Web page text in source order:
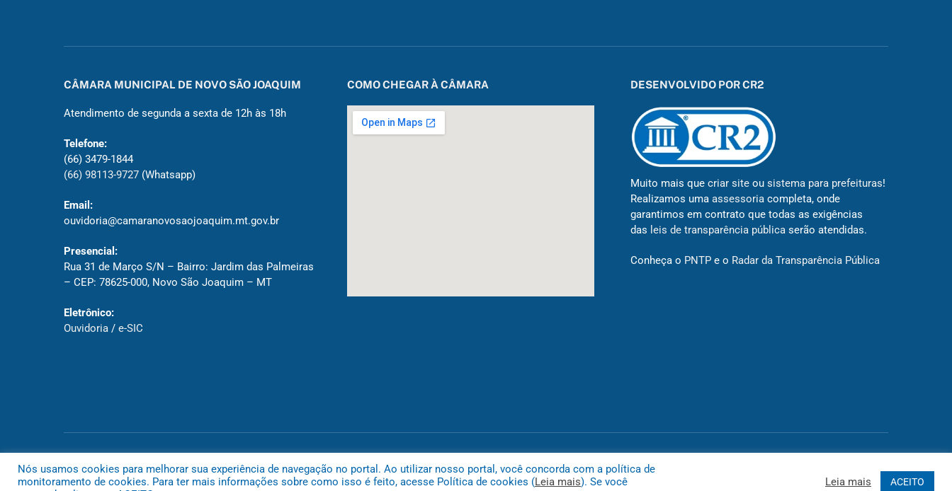
CÂMARA MUNICIPAL DE NOVO SÃO JOAQUIM
Atendimento de segunda a sexta de 12h às 18h
Telefone:
(66) 3479-1844
(66) 98113-9727 (Whatsapp)
Email:
ouvidoria@camaranovosaojoaquim.mt.gov.br
Presencial:
Rua 31 de Março S/N – Bairro: Jardim das Palmeiras
– CEP: 78625-000, Novo São Joaquim – MT
Eletrônico:
Ouvidoria / e-SIC
COMO CHEGAR À CÂMARA DESENVOLVIDO POR CR2
Muito mais que criar siteou sistema para prefeituras!
Realizamos uma assessoria completa, onde
garantimos em contrato que todas as exigências
das leis de transparência pública serão atendidas.
Conheça o PNTPe o Radar da Transparência Pública
Nós usamos cookies para melhorar sua experiência de navegação no portal. Ao utilizar nosso portal, você concorda com a política de
monitoramento de cookies. Para ter mais informações sobre como isso é feito, acesse Política de cookies (Leia mais). Se você
Leia mais ACEITO